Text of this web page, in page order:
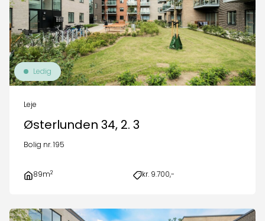
Ledig
Leje
Østerlunden 34, 2. 3
Bolig nr. 195
89m2 kr. 9.700,-